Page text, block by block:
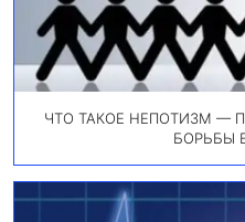
ЧТО ТАКОЕ НЕПОТИЗМ —
БОРЬБЫ